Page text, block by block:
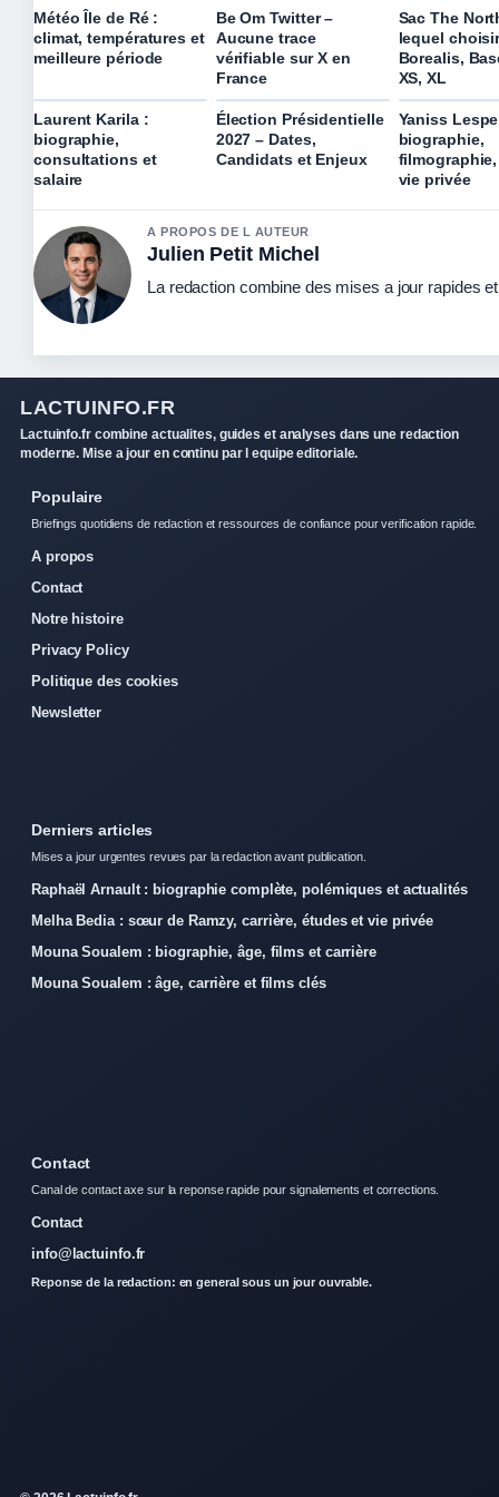
Météo Île de Ré :
climat, températures et
meilleure période
Be Om Twitter –
Aucune trace
vérifiable sur X en
France
Sac The
lequel
Borealis,
XS, XL
Laurent Karila :
biographie,
consultations et
salaire
Élection Présidentielle
2027 – Dates,
Candidats et Enjeux
Yaniss
biographie,
vie privée
A PROPOS DE L AUTEUR
Julien Petit Michel
La redaction combine des mises a jour rapides
LACTUINFO.FR
Lactuinfo.fr combine actualites, guides et analyses dans une redaction
moderne. Mise a jour en continu par l equipe editoriale.
Populaire
Briefings quotidiens de redaction et ressources de confiance pour verification rapide.
A propos
Contact
Notre histoire
Privacy Policy
Politique des cookies
Newsletter
Derniers articles
Mises a jour urgentes revues par la redaction avant publication.
Raphaël Arnault : biographie complète, polémiques et actualités
Melha Bedia : sœur de Ramzy, carrière, études et vie privée
Mouna Soualem : biographie, âge, films et carrière
Mouna Soualem : âge, carrière et films clés
Contact
Canal de contact axe sur la reponse rapide pour signalements et corrections.
Contact
info@lactuinfo.fr
Reponse de la redaction: en general sous un jour ouvrable.